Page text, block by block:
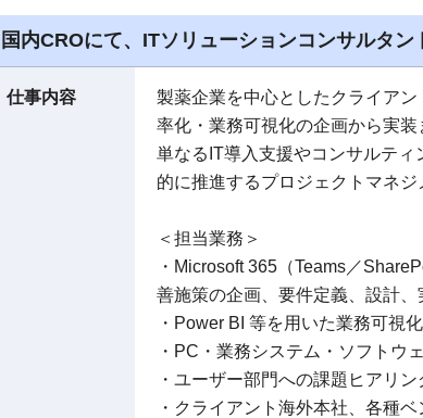
国内CROにて、ITソリューションコンサルタン
仕事内容
製薬企業を中心としたクライア
率化・業務可視化の企画から実装
単なるIT導入支援やコンサルテ
的に推進するプロジェクトマネジ
＜担当業務＞
・Microsoft 365（Teams／
善施策の企画、要件定義、設計、
・Power BI 等を用いた業務可視
・PC・業務システム・ソフトウ
・ユーザー部門への課題ヒアリ
・クライアント海外本社、各種